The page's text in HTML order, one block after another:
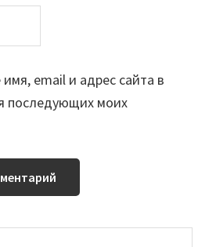
email и адрес сайта в
последующих моих